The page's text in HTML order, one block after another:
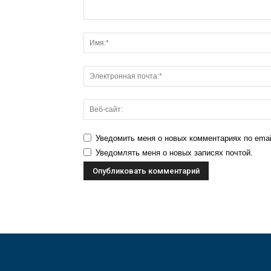
Уведомить меня о новых комментариях по
Уведомлять меня о новых записях почтой.